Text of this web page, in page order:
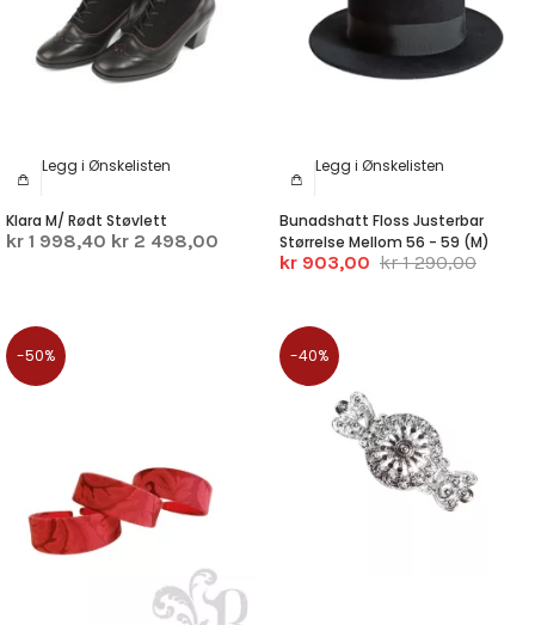
Legg i Ønskelisten
Klara M/ Rødt Støvlett
kr 1 998,40 kr 2 498,00
Legg i Ønskelisten
Bunadshatt Floss Justerbar
Størrelse Mellom 56 - 59 (M)
kr 903,00 kr 1 290,00
-50% -40%